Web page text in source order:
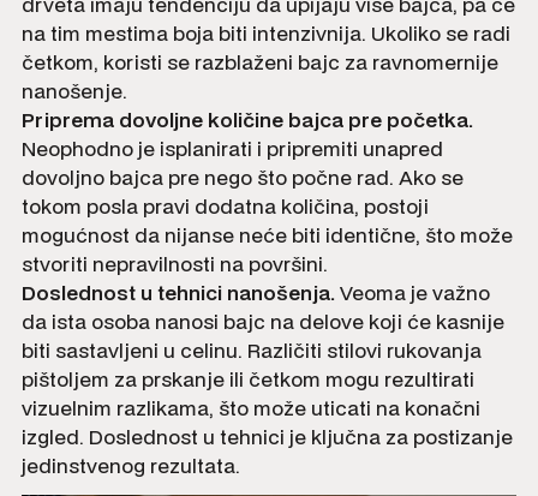
na tim mestima boja biti intenzivnija. Ukoliko se radi
četkom, koristi se razblaženi bajc za ravnomernije
nanošenje.
Priprema dovoljne količine bajca pre početka.
Neophodno je isplanirati i pripremiti unapred
dovoljno bajca pre nego što počne rad. Ako se
tokom posla pravi dodatna količina, postoji
mogućnost da nijanse neće biti identične, što može
stvoriti nepravilnosti na površini.
Doslednost u tehnici nanošenja.Veoma je važno
da ista osoba nanosi bajc na delove koji će kasnije
biti sastavljeni u celinu. Različiti stilovi rukovanja
pištoljem za prskanje ili četkom mogu rezultirati
vizuelnim razlikama, što može uticati na konačni
izgled. Doslednost u tehnici je ključna za postizanje
jedinstvenog rezultata.